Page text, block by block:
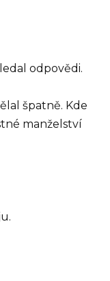
odpovědi.
špatně. Kde
manželství